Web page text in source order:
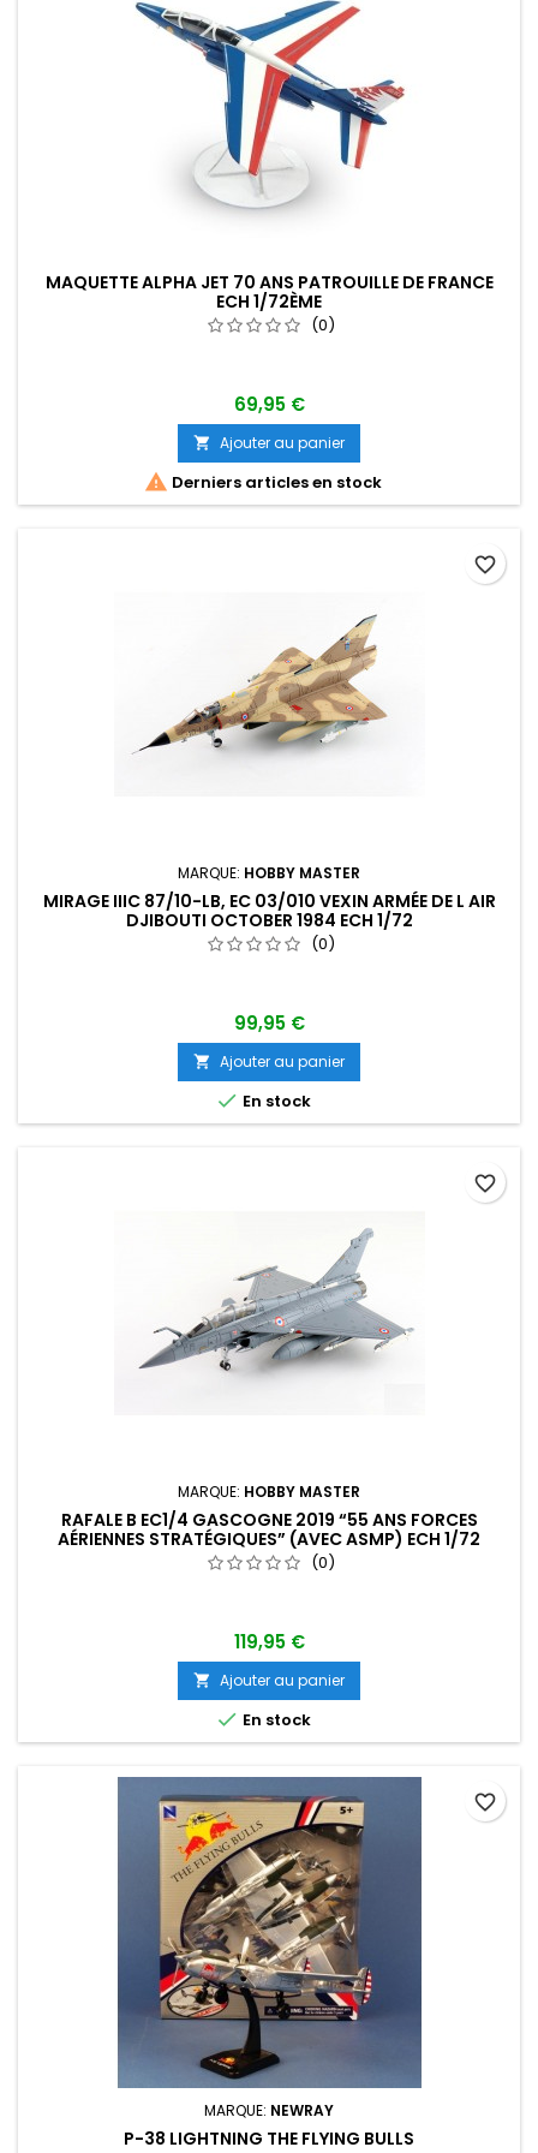
MAQUETTE ALPHA JET 70 ANS PATROUILLE DE FRANCE
ECH 1/72ÈME
(0)
69,95 €
 Ajouter au panier
 Derniers articles en stock
MARQUE: HOBBY MASTER
MIRAGE IIIC 87/10-LB, EC 03/010 VEXIN ARMÉE DE L AIR
DJIBOUTI OCTOBER 1984 ECH 1/72
(0)
99,95 €
 Ajouter au panier
 En stock
favorite_border
MARQUE: HOBBY MASTER
RAFALE B EC1/4 GASCOGNE 2019 “55 ANS FORCES
AÉRIENNES STRATÉGIQUES” (AVEC ASMP) ECH 1/72
(0)
119,95 €
 Ajouter au panier
 En stock
favorite_border
MARQUE: NEWRAY
P-38 LIGHTNING THE FLYING BULLS
favorite_border